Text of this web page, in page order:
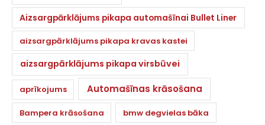
Aizsargpārklājums pikapa automašīnai Bullet Liner
aizsargpārklājums pikapa kravas kastei
aizsargpārklājums pikapa virsbūvei
aprīkojums Automašīnas krāsošana
Bampera krāsošana bmw degvielas bāka